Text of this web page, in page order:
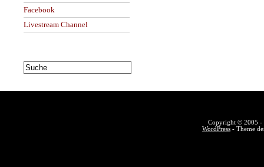
Facebook
Livestream Channel
Copyright © 2005 -
WordPress - Theme